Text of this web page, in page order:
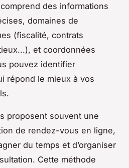
des informations
domaines de
(fiscalité, contrats
et coordonnées
pouvez identifier
répond le mieux à vos
proposent souvent une
de rendez-vous en ligne,
du temps et d’organiser
Cette méthode